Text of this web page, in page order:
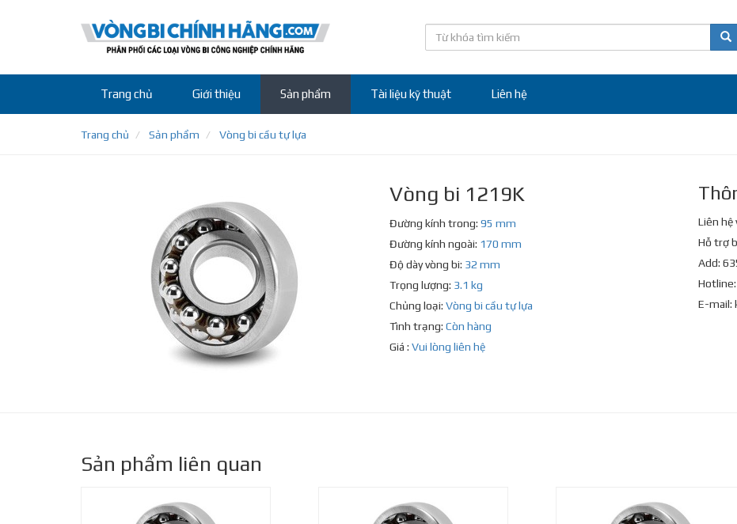
Trang chủ Giới thiệu Sản phẩm Tài liệu kỹ thuật Liên hệ
Trang chủ Sản phẩm Vòng bi cầu tự lựa
Vòng bi 1219K
Đường kính trong: 95 mm
Đường kính ngoài: 170 mm
Độ dày vòng bi: 32 mm
Trọng lượng: 3.1 kg
Chủng loại: Vòng bi cầu tự lựa
Tình trạng: Còn hàng
Giá : Vui lòng liên hệ
Liên hệ
Hỗ trợ
Add:
E-mail:
Sản phẩm liên quan